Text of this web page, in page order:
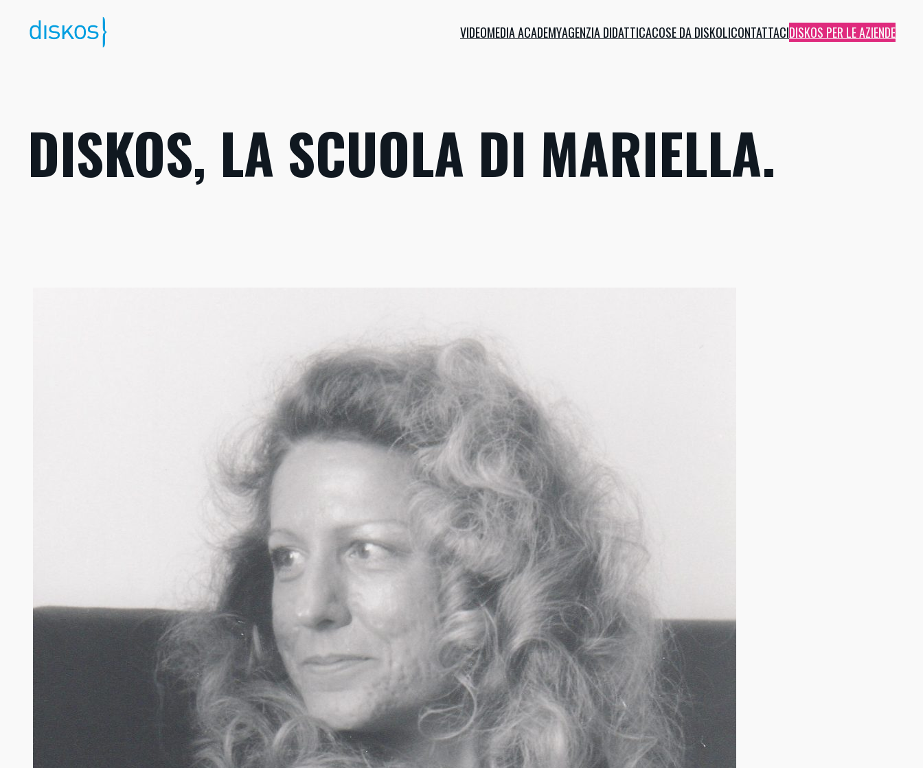
VIDEOMEDIA ACADEMYAGENZIA DIDATTICACOSE DA DISKOLICONTATTACIDISKOS PER LE AZIENDE
DISKOS, LA SCUOLA DI MARIELLA.